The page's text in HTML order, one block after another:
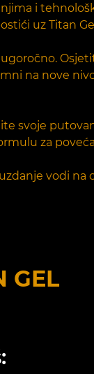
i
uz Titan
na nove
svoje
za
vodi
GEL